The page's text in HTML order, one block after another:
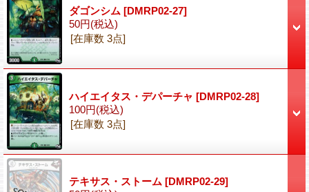
ダゴンシム [DMRP02-27]
50円(税込)
[在庫数 3点]
ハイエイタス・デパーチャ [DMRP02-28]
100円(税込)
[在庫数 3点]
テキサス・ストーム [DMRP02-29]